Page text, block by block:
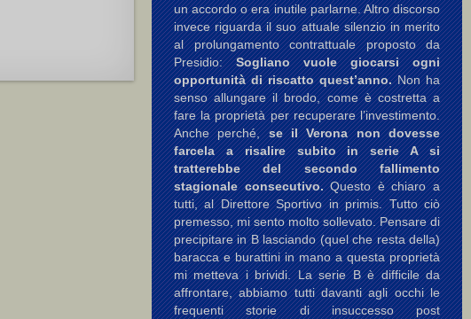
un accordo o era inutile parlarne. Altro discorso
invece riguarda il suo attuale silenzio in merito
al prolungamento contrattuale proposto da
Presidio:Sogliano vuole giocarsi ogni
opportunità di riscatto quest’anno.Non ha
senso allungare il brodo, come è costretta a
fare la proprietà per recuperare l’investimento.
Anche perché,se il Verona non dovesse
farcela a risalire subito in serie A si
tratterebbe del secondo fallimento
stagionale consecutivo.Questo è chiaro a
tutti, al Direttore Sportivo in primis. Tutto ciò
premesso, mi sento molto sollevato. Pensare di
precipitare in B lasciando (quel che resta della)
baracca e burattini in mano a questa proprietà
mi metteva i brividi. La serie B è difficile da
affrontare, abbiamo tutti davanti agli occhi le
frequenti storie di insuccesso post